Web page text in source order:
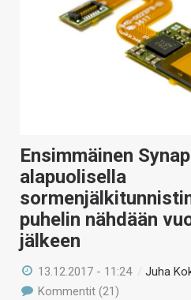
Ensimmäinen
alapuolisella
puhelin nähdään
jälkeen
13.12.2017 - 11:24 /Juha
Kommentit (21)